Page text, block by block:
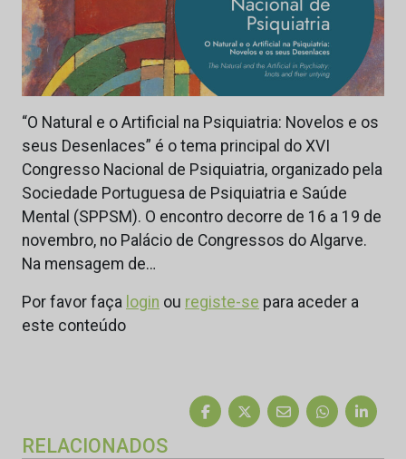
“O Natural e o Artificial na Psiquiatria: Novelos e os
seus Desenlaces” é o tema principal do XVI
Congresso Nacional de Psiquiatria, organizado pela
Sociedade Portuguesa de Psiquiatria e Saúde
Mental (SPPSM). O encontro decorre de 16 a 19 de
novembro, no Palácio de Congressos do Algarve.
Na mensagem de…
Por favor faça login ou registe-se para aceder a
este conteúdo
RELACIONADOS